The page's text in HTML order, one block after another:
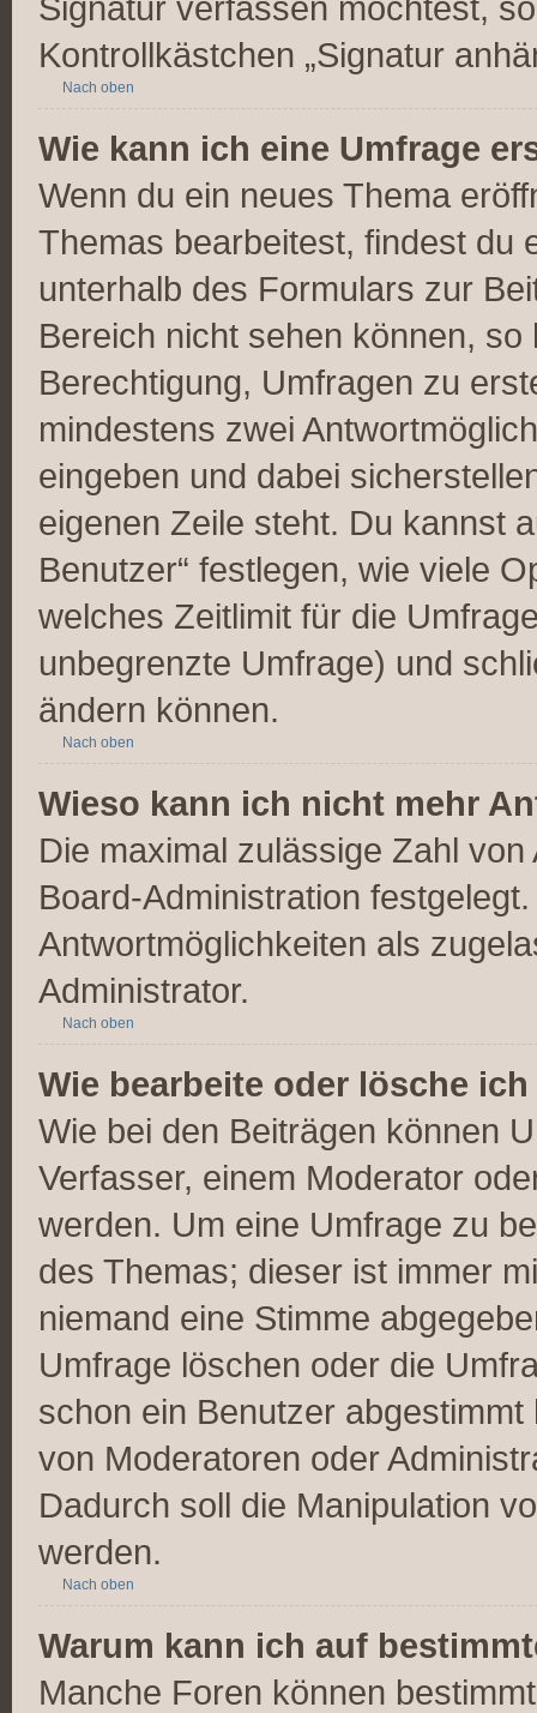
Kontrollkästchen „Signatur
Nach oben
Wie kann ich eine Umfrage
Wenn du ein neues Thema
Themas bearbeitest, findest du
unterhalb des Formulars zur
Bereich nicht sehen können,
Berechtigung, Umfragen zu
mindestens zwei
eingeben und dabei
eigenen Zeile steht. Du kannst
Benutzer“ festlegen, wie viele
welches Zeitlimit für die
unbegrenzte Umfrage) und
ändern können.
Nach oben
Wieso kann ich nicht mehr
Die maximal zulässige Zahl
Board-Administration
Antwortmöglichkeiten als
Administrator.
Nach oben
Wie bearbeite oder lösche
Wie bei den Beiträgen können
Verfasser, einem Moderator
werden. Um eine Umfrage zu
des Themas; dieser ist immer
niemand eine Stimme
Umfrage löschen oder die
schon ein Benutzer
von Moderatoren oder
Dadurch soll die Manipulation
werden.
Nach oben
Warum kann ich auf
Manche Foren können